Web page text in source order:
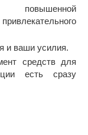
повышенной
и ваши усилия.
средств для
есть сразу